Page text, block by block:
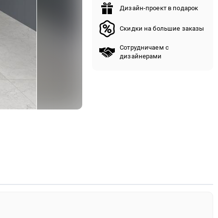
Дизайн-проект в подарок
Скидки на большие заказы
Сотрудничаем с
дизайнерами